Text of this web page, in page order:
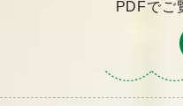
PDFでご